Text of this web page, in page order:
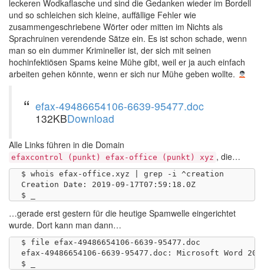
leckeren Wodkaflasche und sind die Gedanken wieder im Bordell
und so schleichen sich kleine, auffällige Fehler wie
zusammengeschriebene Wörter oder mitten im Nichts als
Sprachruinen verendende Sätze ein. Es ist schon schade, wenn
man so ein dummer Krimineller ist, der sich mit seinen
hochinfektiösen Spams keine Mühe gibt, weil er ja auch einfach
arbeiten gehen könnte, wenn er sich nur Mühe geben wollte.
efax-49486654106-6639-95477.doc
132KBDownload
Alle Links führen in die Domain
efaxcontrol (punkt) efax-office (punkt) xyz , die…
$ whois efax-office.xyz | grep -i ^creation
Creation Date: 2019-09-17T07:59:18.0Z
…gerade erst gestern für die heutige Spamwelle eingerichtet
wurde. Dort kann man dann…
$ file efax-49486654106-6639-95477.doc
efax-49486654106-6639-95477.doc: Microsoft Word